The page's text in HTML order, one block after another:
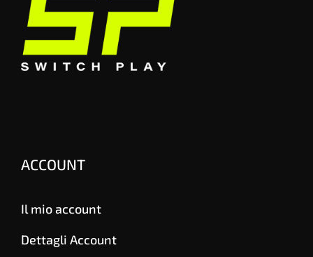
ACCOUNT
Il mio account
Dettagli Account